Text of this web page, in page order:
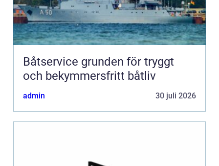
Båtservice grunden för tryggt
och bekymmersfritt båtliv
admin 30 juli 2026